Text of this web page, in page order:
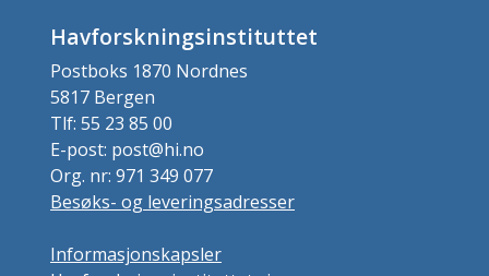
Havforskningsinstituttet
Postboks 1870 Nordnes
5817 Bergen
Tlf: 55 23 85 00
E-post: post@hi.no
Org. nr: 971 349 077
Besøks- og leveringsadresser
Informasjonskapsler